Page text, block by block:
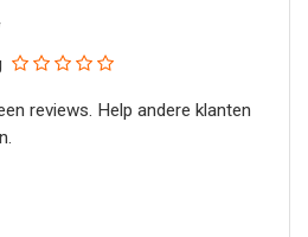
reviews. Help andere klanten